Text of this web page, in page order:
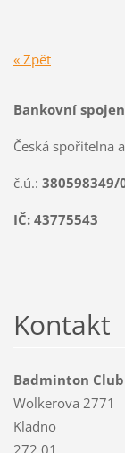
« Zpět
Bankovní
Česká spořitelna
č.ú.: 380598349/
IČ: 43775543
Kontakt
Badminton
Wolkerova 2771
Kladno